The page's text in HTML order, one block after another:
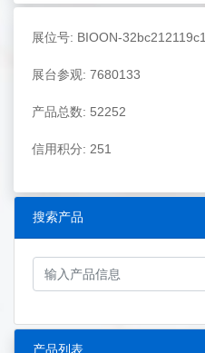
展位号: BIOON-32bc212119c1
展台参观: 7680133
产品总数: 52252
信用积分: 251
搜索产品
产品列表